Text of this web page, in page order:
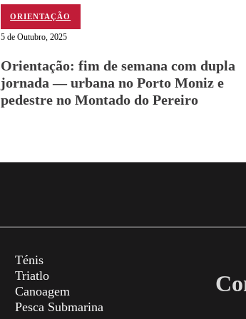
ORIENTAÇÃO
5 de Outubro, 2025
Orientação: fim de semana com dupla
jornada — urbana no Porto Moniz e
pedestre no Montado do Pereiro
Ténis
Triatlo
Canoagem
Pesca Submarina